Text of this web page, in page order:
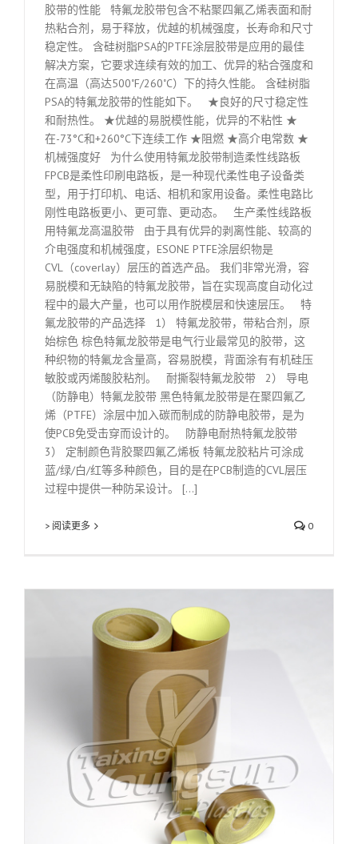
胶带的性能 特氟龙胶带包含不粘聚四氟乙烯表面和耐
热粘合剂，易于释放，优越的机械强度，长寿命和尺寸
稳定性。 含硅树脂PSA的PTFE涂层胶带是应用的最佳
解决方案，它要求连续有效的加工、优异的粘合强度和
在高温（高达500˚F/260˚C）下的持久性能。 含硅树脂
PSA的特氟龙胶带的性能如下。 ★良好的尺寸稳定性
和耐热性。 ★优越的易脱模性能，优异的不粘性 ★
在-73°C和+260°C下连续工作 ★阻燃 ★高介电常数 ★
机械强度好 为什么使用特氟龙胶带制造柔性线路板
FPCB是柔性印刷电路板，是一种现代柔性电子设备类
型，用于打印机、电话、相机和家用设备。柔性电路比
刚性电路板更小、更可靠、更动态。 生产柔性线路板
用特氟龙高温胶带 由于具有优异的剥离性能、较高的
介电强度和机械强度，ESONE PTFE涂层织物是
CVL（coverlay）层压的首选产品。 我们非常光滑，容
易脱模和无缺陷的特氟龙胶带，旨在实现高度自动化过
程中的最大产量，也可以用作脱模层和快速层压。 特
氟龙胶带的产品选择 1） 特氟龙胶带，带粘合剂，原
始棕色 棕色特氟龙胶带是电气行业最常见的胶带，这
种织物的特氟龙含量高，容易脱模，背面涂有有机硅压
敏胶或丙烯酸胶粘剂。 耐撕裂特氟龙胶带 2） 导电
（防静电）特氟龙胶带 黑色特氟龙胶带是在聚四氟乙
烯（PTFE）涂层中加入碳而制成的防静电胶带，是为
使PCB免受击穿而设计的。 防静电耐热特氟龙胶带
3） 定制颜色背胶聚四氟乙烯板 特氟龙胶粘片可涂成
蓝/绿/白/红等多种颜色，目的是在PCB制造的CVL层压
过程中提供一种防呆设计。 [...]
> 阅读更多 0